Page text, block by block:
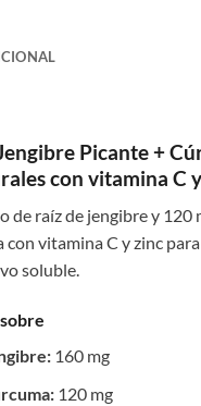
Picante +
con vitamina C
de raíz de jengibre y 120
con vitamina C y zinc
soluble.
160 mg
120 mg